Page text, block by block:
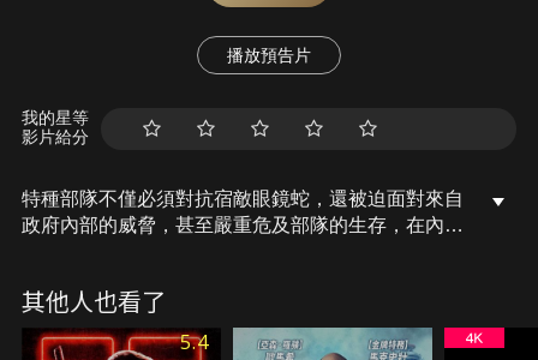
播放預告片
我的星等
影片給分
特種部隊不僅必須對抗宿敵眼鏡蛇，還被迫面對來自
政府內部的威脅，甚至嚴重危及部隊的生存，在內憂
其他人也看了
5.4